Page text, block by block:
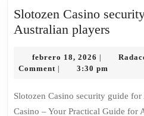
Slotozen Casino
Australian players
febrero 18, 2026 |
Comment | 3:30 pm
Slotozen Casino security guide for Australian players Slotozen
Casino – Your Practical Guide for